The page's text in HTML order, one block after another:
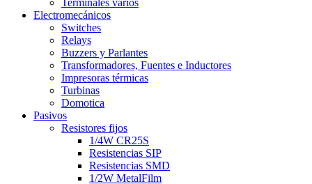
Terminales varios
Electromecánicos
Switches
Relays
Buzzers y Parlantes
Transformadores, Fuentes e Inductores
Impresoras térmicas
Turbinas
Domotica
Pasivos
Resistores fijos
1/4W CR25S
Resistencias SIP
Resistencias SMD
1/2W MetalFilm